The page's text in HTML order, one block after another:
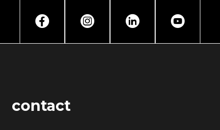
contact